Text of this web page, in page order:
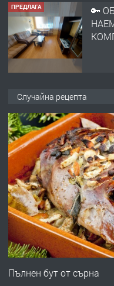
ПРЕДЛАГА
🔑
ПРЕДЛАГА
ПРЕДЛАГА
Случайна рецепта
Пълнен бут от сърна